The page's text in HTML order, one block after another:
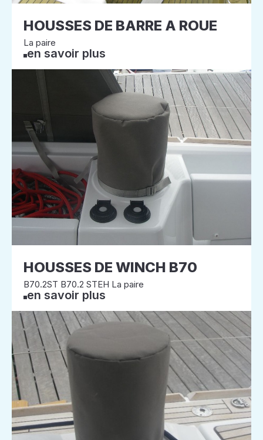
HOUSSES DE BARRE A ROUE
La paire
en savoir plus
HOUSSES DE WINCH B70
B70.2ST B70.2 STEH La paire
en savoir plus